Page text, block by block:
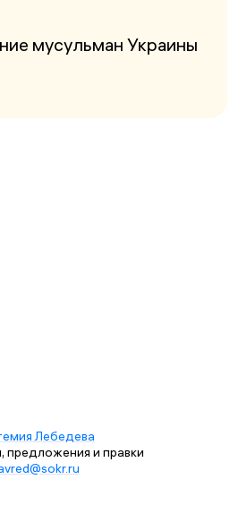
мусульман Украины
Лебедева
предложения и правки